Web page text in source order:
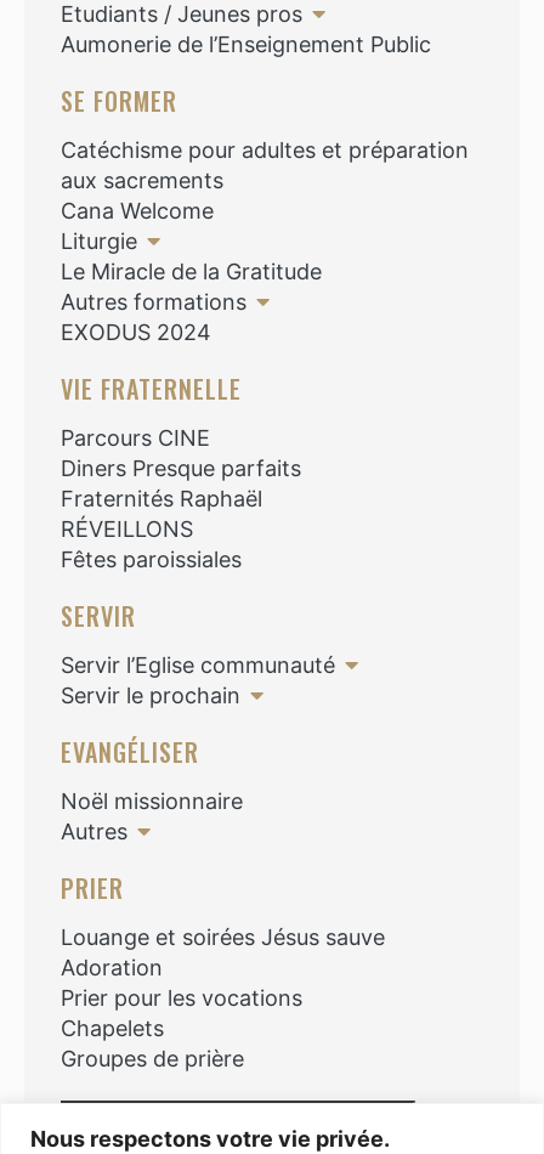
Nous respectons votre vie privée.
Etudiants / Jeunes pros
Aumonerie de l’Enseignement Public
SE FORMER
Catéchisme pour adultes et préparation
aux sacrements
Cana Welcome
Liturgie
Le Miracle de la Gratitude
Autres formations
EXODUS 2024
VIE FRATERNELLE
Parcours CINE
Diners Presque parfaits
Fraternités Raphaël
RÉVEILLONS
Fêtes paroissiales
SERVIR
Servir l’Eglise communauté
Servir le prochain
EVANGÉLISER
Noël missionnaire
Autres
PRIER
Louange et soirées Jésus sauve
Adoration
Prier pour les vocations
Chapelets
Groupes de prière